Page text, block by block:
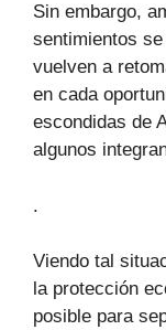
Sin embargo,
sentimientos
vuelven a
en cada
escondidas de
algunos
.
Viendo tal
la protección
posible para